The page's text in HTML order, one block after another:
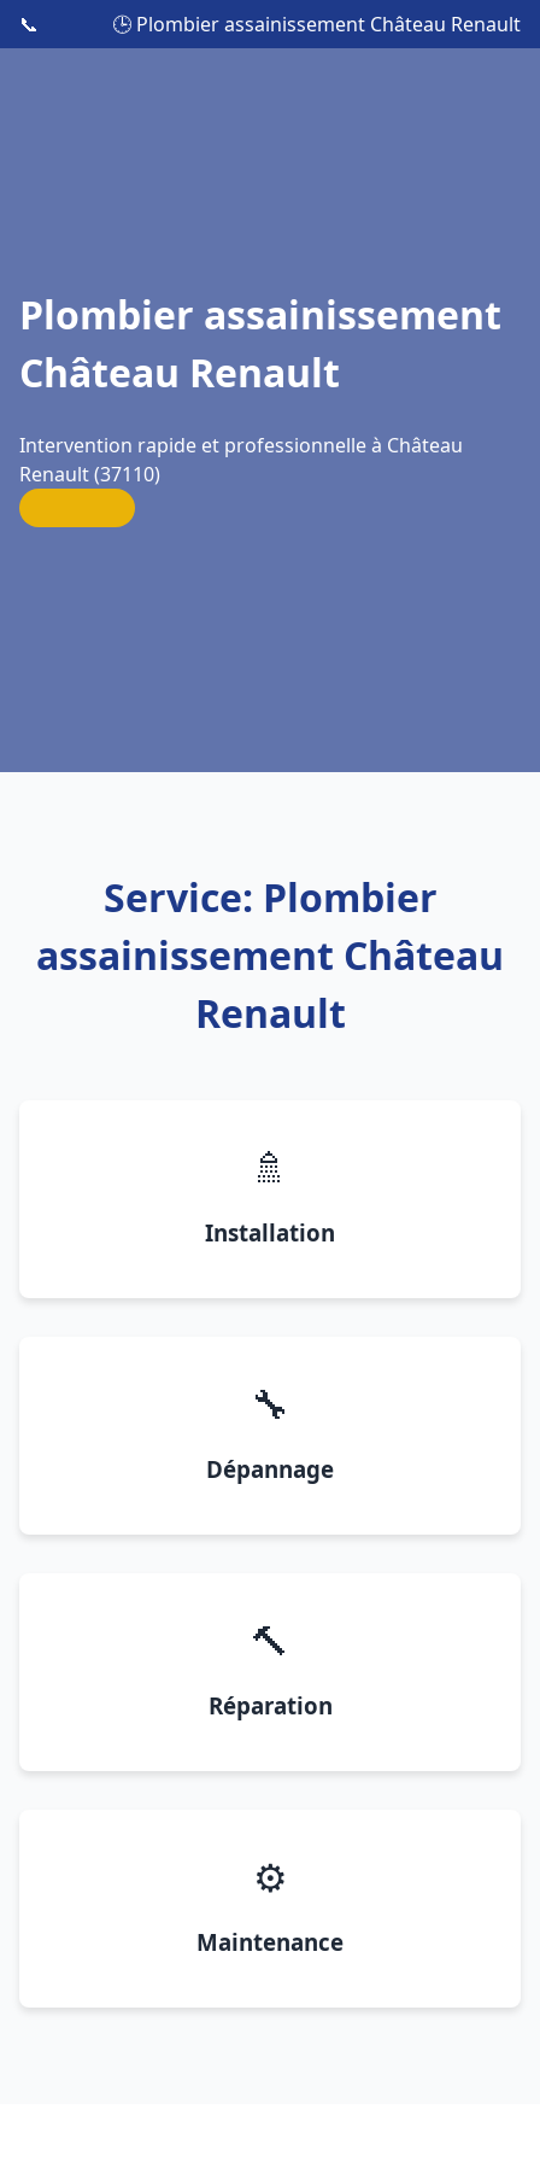
📞 🕒 Plombier assainissement Château Renault
Plombier assainissement
Château Renault
Intervention rapide et professionnelle à Château
Renault (37110)
Service: Plombier
assainissement Château
Renault
🚿
Installation
🔧
Dépannage
🔨
Réparation
⚙️
Maintenance